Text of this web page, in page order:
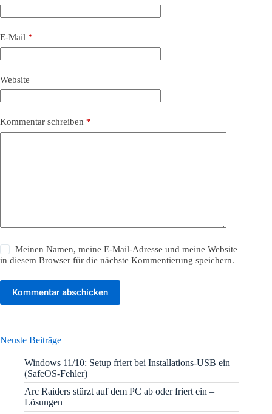
E-Mail *
Website
Kommentar schreiben *
Meinen Namen, meine E-Mail-Adresse und meine Website
in diesem Browser für die nächste Kommentierung speichern.
Kommentar abschicken
Neuste Beiträge
Windows 11/10: Setup friert bei Installations-USB ein
(SafeOS-Fehler)
Arc Raiders stürzt auf dem PC ab oder friert ein –
Lösungen